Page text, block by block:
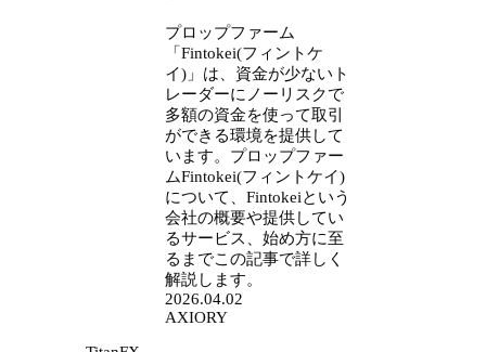
プロップファーム
「Fintokei(フィントケ
イ)」は、資金が少ないト
レーダーにノーリスクで
多額の資金を使って取引
ができる環境を提供して
います。プロップファー
ムFintokei(フィントケイ)
について、Fintokeiという
会社の概要や提供してい
るサービス、始め方に至
るまでこの記事で詳しく
解説します。
2026.04.02
AXIORY